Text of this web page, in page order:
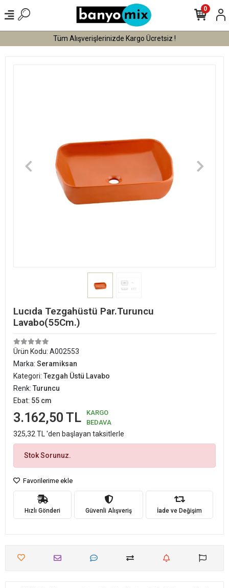
Tüm Alışverişlerinizde Kargo Ücretsiz !
0
Lucıda Tezgahüstü Par.Turuncu
Lavabo(55Cm.)
Ürün Kodu: A002553
Marka: Seramiksan
Kategori: Tezgah Üstü Lavabo
Renk: Turuncu
Ebat: 55 cm
3.162,50 TL
KARGO
BEDAVA
325,32 TL 'den başlayan taksitlerle
Stok Sorunuz.
Favorilerime ekle
Hızlı Gönderi Güvenli Alışveriş İade ve Değişim